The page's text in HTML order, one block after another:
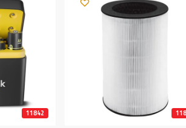
11842